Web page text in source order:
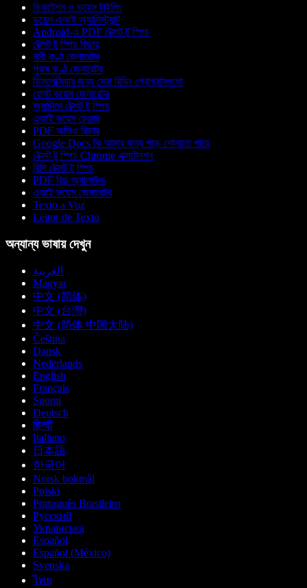
ডিকটেশন ও ভয়েস টাইপিং
ভয়েস এআই অ্যাসিস্ট্যান্ট
Android-এ PDF টেক্সট টু স্পিচ
টেক্সট টু স্পিচ রিডার
নারী কণ্ঠ জেনারেটর
পুরুষ কণ্ঠ জেনারেটর
ডিসলেক্সিয়ার জন্য সেরা রিডিং প্রোগ্রামগুলো
রোবট ভয়েস জেনারেটর
অ্যানিমে টেক্সট টু স্পিচ
এআই ভয়েস চেঞ্জার
PDF অডিও রিডার
Google Docs কি আমার জন্য পড়ে শোনাতে পারে
টেক্সট টু স্পিচ Chrome এক্সটেনশন
হিন্দি টেক্সট টু স্পিচ
PDF রিড অ্যালাউড
এআই ভয়েস জেনারেটর
Texto a Voz
Leitor de Texto
অন্যান্য ভাষায় দেখুন
العربية
Magyar
中文 (简体)
中文 (台灣)
中文 (简体 中国大陆)
Čeština
Dansk
Nederlands
English
Français
Suomi
Deutsch
हिन्दी
Italiano
日本語
한국어
Norsk bokmål
Polski
Português Brasileiro
Русский
Українська
Español
Español (México)
Svenska
ไทย